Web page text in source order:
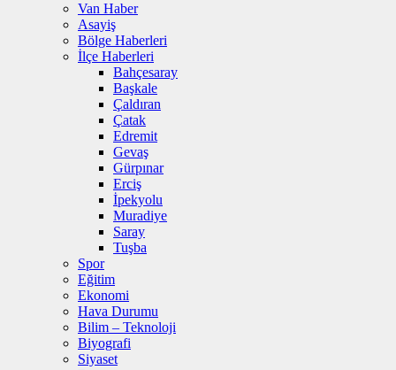
Van Haber
Asayiş
Bölge Haberleri
İlçe Haberleri
Bahçesaray
Başkale
Çaldıran
Çatak
Edremit
Gevaş
Gürpınar
Erciş
İpekyolu
Muradiye
Saray
Tuşba
Spor
Eğitim
Ekonomi
Hava Durumu
Bilim – Teknoloji
Biyografi
Siyaset